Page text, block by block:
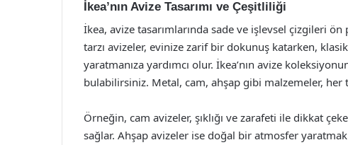
İkea’nın Avize Tasarımı ve Çeşitliliği
İkea, avize tasarımlarında sade ve işlevsel çizgileri
tarzı avizeler, evinize zarif bir dokunuş katarken,
yaratmanıza yardımcı olur. İkea’nın avize
bulabilirsiniz. Metal, cam, ahşap gibi malzemeler,
Örneğin, cam avizeler, şıklığı ve zarafeti ile dikkat
sağlar. Ahşap avizeler ise doğal bir atmosfer